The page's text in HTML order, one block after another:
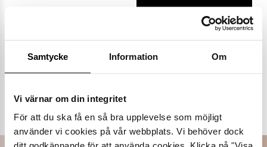
Samtycke Information Om
Vi värnar om din integritet
För att du ska få en så bra upplevelse som möjligt
använder vi cookies på vår webbplats. Vi behöver dock
K.Cobler